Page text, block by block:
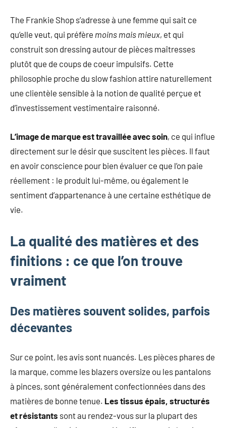
The Frankie Shop s’adresse à une femme qui sait ce
qu’elle veut, qui préfère moins mais mieux, et qui
construit son dressing autour de pièces maîtresses
plutôt que de coups de coeur impulsifs. Cette
philosophie proche du slow fashion attire naturellement
une clientèle sensible à la notion de qualité perçue et
d’investissement vestimentaire raisonné.
L’image de marque est travaillée avec soin, ce qui influe
directement sur le désir que suscitent les pièces. Il faut
en avoir conscience pour bien évaluer ce que l’on paie
réellement : le produit lui-même, ou également le
sentiment d’appartenance à une certaine esthétique de
vie.
La qualité des matières et des
finitions : ce que l’on trouve
vraiment
Des matières souvent solides, parfois
décevantes
Sur ce point, les avis sont nuancés. Les pièces phares de
la marque, comme les blazers oversize ou les pantalons
à pinces, sont généralement confectionnées dans des
matières de bonne tenue. Les tissus épais, structurés
et résistants sont au rendez-vous sur la plupart des